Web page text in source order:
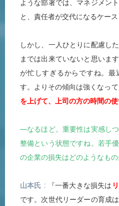
ような部署では、マネジメン
と、責任者が交代になるケース
しかし、一人ひとりに配慮し
までは出来ていないと思いま
が忙しすぎるからですね。最
す。よりその傾向は強くなって
を上げて、上司の方の時間の
―なるほど。重要性は実感し
整備という状態ですね。若手
の企業の損失はどのようなも
山本氏 『一番大きな損失は
です。次世代リーダーの育成